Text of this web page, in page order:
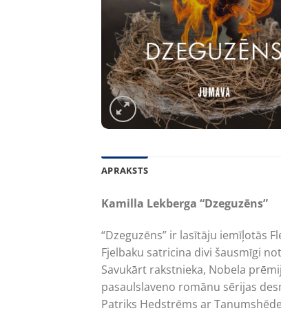
APRAKSTS
Kamilla Lekberga “Dzeguzēns”
“Dzeguzēns” ir lasītāju iemīļotās
Fjelbaku satricina divi šausmīgi
Savukārt rakstnieka, Nobela
pasaulslaveno romānu sērijas
Patriks Hedstrēms ar